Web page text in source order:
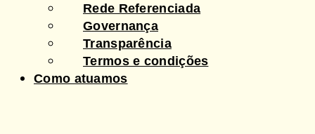
Rede Referenciada
Governança
Transparência
Termos e condições
Como atuamos